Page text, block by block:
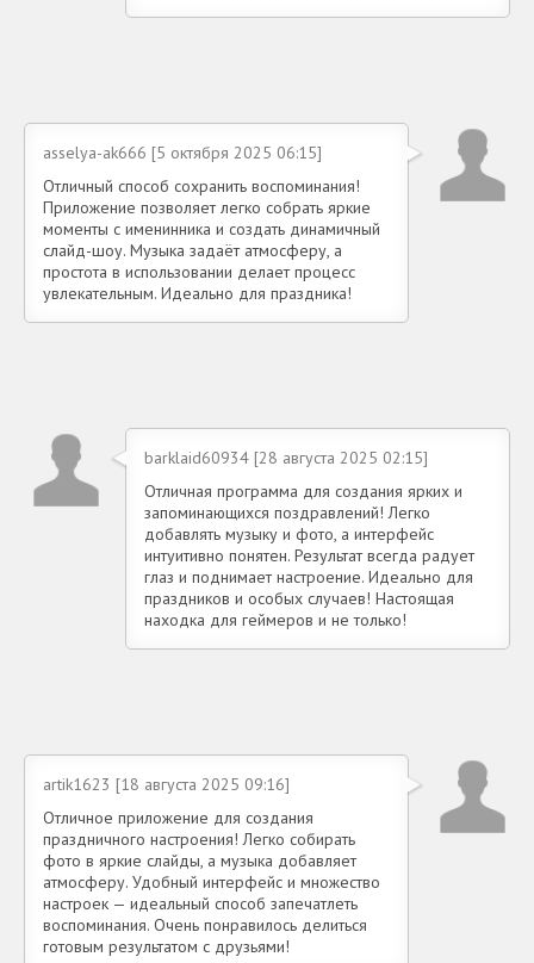
asselya-ak666 [5 октября 2025 06:15]
Отличный способ сохранить воспоминания!
Приложение позволяет легко собрать яркие
моменты с именинника и создать динамичный
слайд-шоу. Музыка задаёт атмосферу, а
простота в использовании делает процесс
увлекательным. Идеально для праздника!
barklaid60934 [28 августа 2025 02:15]
Отличная программа для создания ярких и
запоминающихся поздравлений! Легко
добавлять музыку и фото, а интерфейс
интуитивно понятен. Результат всегда радует
глаз и поднимает настроение. Идеально для
праздников и особых случаев! Настоящая
находка для геймеров и не только!
artik1623 [18 августа 2025 09:16]
Отличное приложение для создания
праздничного настроения! Легко собирать
фото в яркие слайды, а музыка добавляет
атмосферу. Удобный интерфейс и множество
настроек — идеальный способ запечатлеть
воспоминания. Очень понравилось делиться
готовым результатом с друзьями!